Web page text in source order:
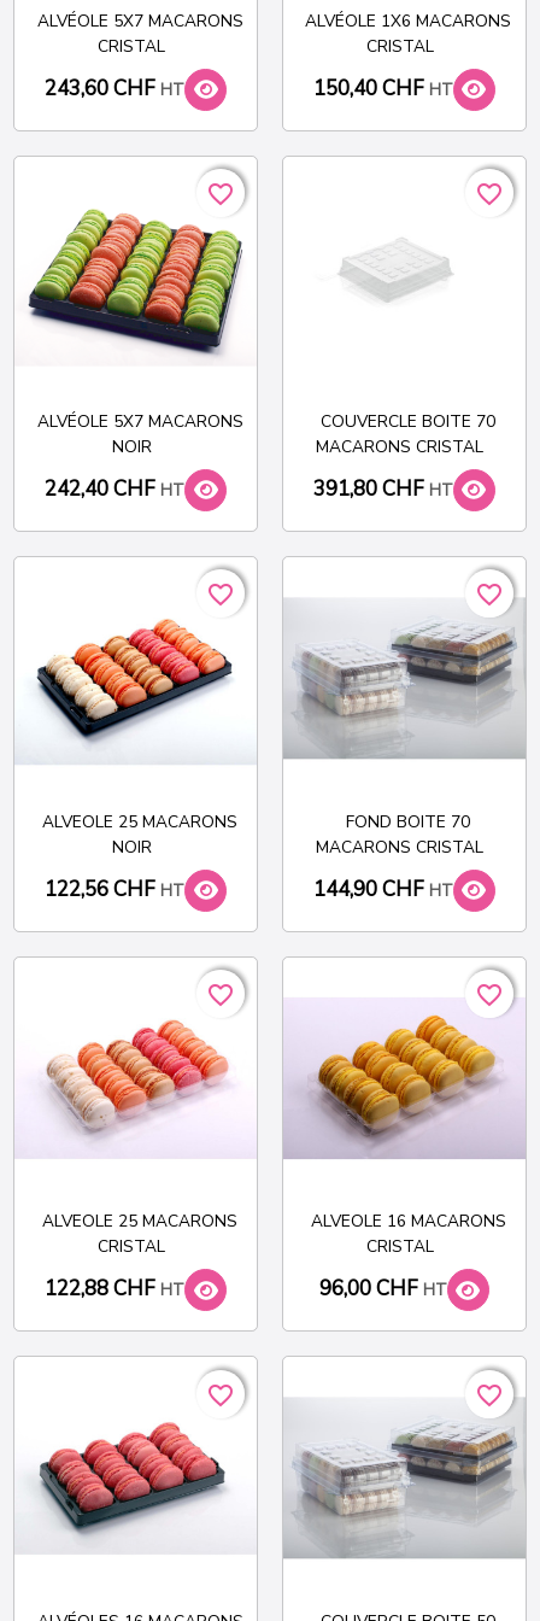
ALVÉOLE 5X7 MACARONS
CRISTAL
243,60 CHF HT
ALVÉOLE 1X6 MACARONS
CRISTAL
150,40 CHF HT
ALVÉOLE 5X7 MACARONS
NOIR
242,40 CHF HT
favorite_border
favorite_border
COUVERCLE BOITE 70
MACARONS CRISTAL
391,80 CHF HT
favorite_border
favorite_border
ALVEOLE 25 MACARONS
NOIR
122,56 CHF HT
favorite_border
favorite_border
FOND BOITE 70
MACARONS CRISTAL
144,90 CHF HT
favorite_border
favorite_border
ALVEOLE 25 MACARONS
CRISTAL
122,88 CHF HT
favorite_border
favorite_border
ALVEOLE 16 MACARONS
CRISTAL
96,00 CHF HT
favorite_border
favorite_border
favorite_border
favorite_border favorite_border
favorite_border